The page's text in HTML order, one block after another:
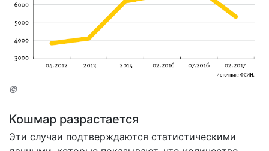
©
Кошмар разрастается
Эти случаи подтверждаются статистическими